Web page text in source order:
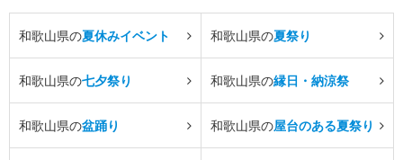
和歌山県の夏休みイベント 和歌山県の夏祭り
和歌山県の七夕祭り 和歌山県の縁日・納涼祭
和歌山県の盆踊り 和歌山県の屋台のある夏祭り